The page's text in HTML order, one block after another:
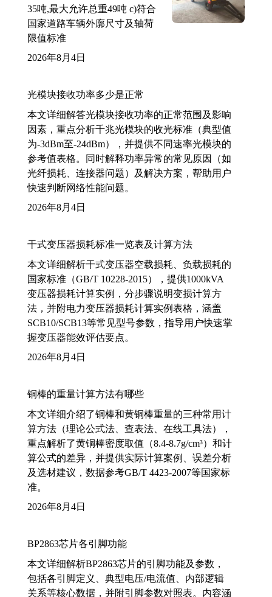
35吨,最大允许总重49吨 c)符合
国家道路车辆外廓尺寸及轴荷
限值标准
2026年8月4日
光模块接收功率多少是正常
本文详细解答光模块接收功率的正常范围及影响
因素，重点分析千兆光模块的收光标准（典型值
为-3dBm至-24dBm），并提供不同速率光模块的
参考值表格。同时解释功率异常的常见原因（如
光纤损耗、连接器问题）及解决方案，帮助用户
快速判断网络性能问题。
2026年8月4日
干式变压器损耗标准一览表及计算方法
本文详细解析干式变压器空载损耗、负载损耗的
国家标准（GB/T 10228-2015），提供1000kVA
变压器损耗计算实例，分步骤说明变损计算方
法，并附电力变压器损耗计算实例表格，涵盖
SCB10/SCB13等常见型号参数，指导用户快速掌
握变压器能效评估要点。
2026年8月4日
铜棒的重量计算方法有哪些
本文详细介绍了铜棒和黄铜棒重量的三种常用计
算方法（理论公式法、查表法、在线工具法），
重点解析了黄铜棒密度取值（8.4-8.7g/cm³）和计
算公式的差异，并提供实际计算案例、误差分析
及选材建议，数据参考GB/T 4423-2007等国家标
准。
2026年8月4日
BP2863芯片各引脚功能
本文详细解析BP2863芯片的引脚功能及参数，
包括各引脚定义、典型电压/电流值、内部逻辑
关系等核心数据，并附引脚参数对照表。内容涵